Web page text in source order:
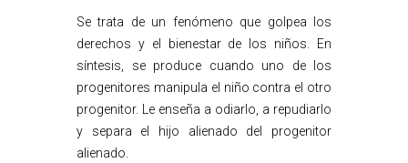
Se trata de un fenómeno que golpea los
derechos y el bienestar de los niños. En
síntesis, se produce cuando uno de los
progenitores manipula el niño contra el otro
progenitor. Le enseña a odiarlo, a repudiarlo
y separa el hijo alienado del progenitor
alienado.